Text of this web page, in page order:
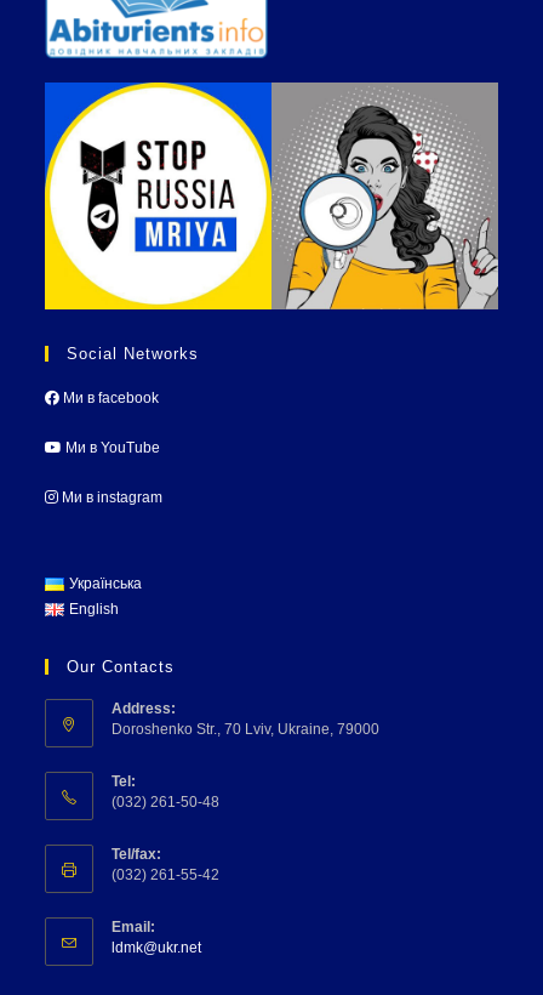
Social Networks
Ми в facebook
Ми в YouTube
Ми в instagram
Українська
English
Our Contacts
Address:
Doroshenko Str., 70 Lviv, Ukraine, 79000
Tel:
(032) 261-50-48
Tel/fax:
(032) 261-55-42
Email:
ldmk@ukr.net